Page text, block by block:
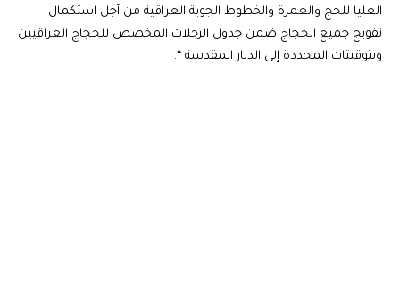
العليا للحج والعمرة والخطوط الجوية العراقية من أجل استكمال
تفويج جميع الحجاج ضمن جدول الرحلات المخصص للحجاج العراقيين
وبتوقيتات المحددة إلى الديار المقدسة “.